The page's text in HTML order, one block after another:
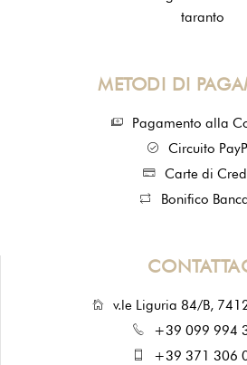
METODI DI
Pagamento alla
Circuito
Carte di
Bonifico
v.le Liguria 84/B,
+39 099 994
+39 371 306